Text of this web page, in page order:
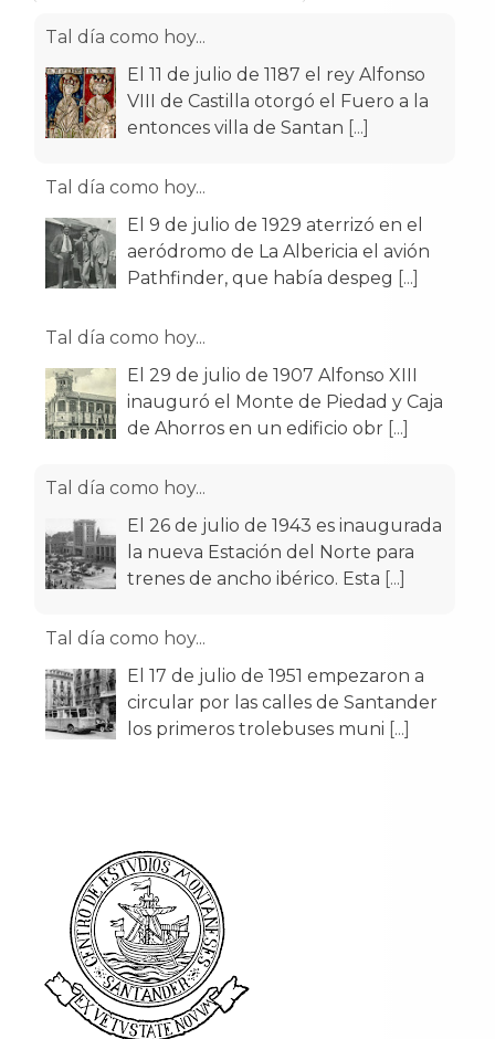
Tal día como hoy...
El 11 de julio de 1187 el rey Alfonso
VIII de Castilla otorgó el Fuero a la
entonces villa de Santan [...]
Tal día como hoy...
El 9 de julio de 1929 aterrizó en el
aeródromo de La Albericia el avión
Pathfinder, que había despeg [...]
Tal día como hoy...
El 29 de julio de 1907 Alfonso XIII
inauguró el Monte de Piedad y Caja
de Ahorros en un edificio obr [...]
Tal día como hoy...
El 26 de julio de 1943 es inaugurada
la nueva Estación del Norte para
trenes de ancho ibérico. Esta [...]
Tal día como hoy...
El 17 de julio de 1951 empezaron a
circular por las calles de Santander
los primeros trolebuses muni [...]